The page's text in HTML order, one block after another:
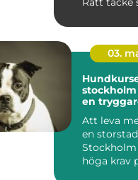
oc...
03.
stockholm vägen till
en
Att leva
en
höga krav